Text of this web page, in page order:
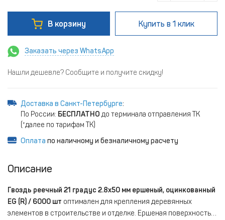
В корзину Купить в 1 клик
Заказать через WhatsApp
Нашли дешевле? Сообщите и получите скидку!
Доставка в Санкт-Петербурге:
По России: БЕСПЛАТНО до терминала отправления ТК
(*далее по тарифам ТК)
Оплата по наличному и безналичному расчету
Описание
Гвоздь реечный 21 градус 2.8x50 мм ершеный, оцинкованный
EG (R) / 6000 шт оптимален для крепления деревянных
элементов в строительстве и отделке. Ершеная поверхность